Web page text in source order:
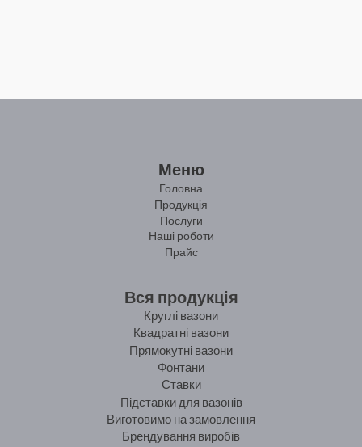
Меню
Головна
Продукція
Послуги
Наші роботи
Прайс
Вся продукція
Круглі вазони
Квадратні вазони
Прямокутні вазони
Фонтани
Ставки
Підставки для вазонів
Виготовимо на замовлення
Брендування виробів